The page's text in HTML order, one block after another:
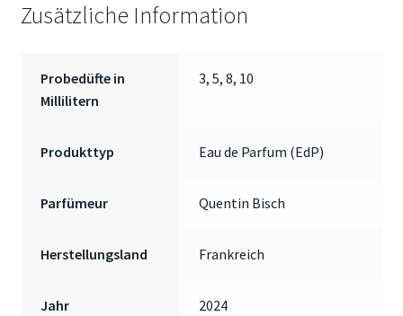
Zusätzliche Information
Probedüfte in
Millilitern
3, 5, 8, 10
Produkttyp Eau de Parfum (EdP)
Parfümeur Quentin Bisch
Herstellungsland Frankreich
Jahr 2024